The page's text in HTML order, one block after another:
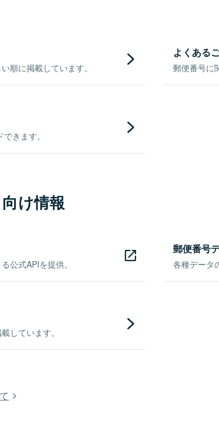
順に掲載しています。
よくある
郵便番号に
きます。
け情報
公式APIを提供。
郵便番号
各種データ
しています。